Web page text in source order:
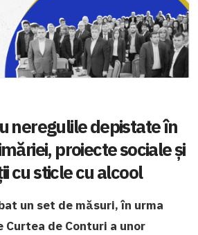
neregulile depistate în
proiecte sociale și
cu sticle cu alcool
un set de măsuri, în urma
de Conturi a unor